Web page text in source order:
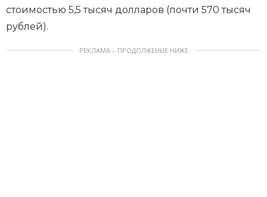
стоимостью 5,5 тысяч долларов (почти 570 тысяч
рублей).
РЕКЛАМА – ПРОДОЛЖЕНИЕ НИЖЕ